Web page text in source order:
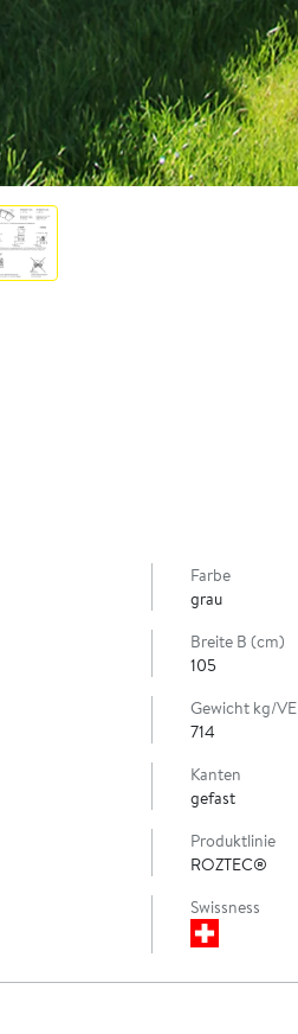
Farbe
grau
Breite B (cm)
105
Gewicht kg/VE
714
Kanten
gefast
Produktlinie
ROZTEC®
Swissness